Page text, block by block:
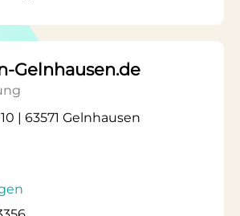
Gelnhausen.de
| 63571 Gelnhausen